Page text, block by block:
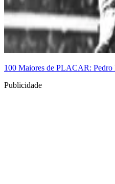
100 Maiores de PLACAR: Pedro
Publicidade